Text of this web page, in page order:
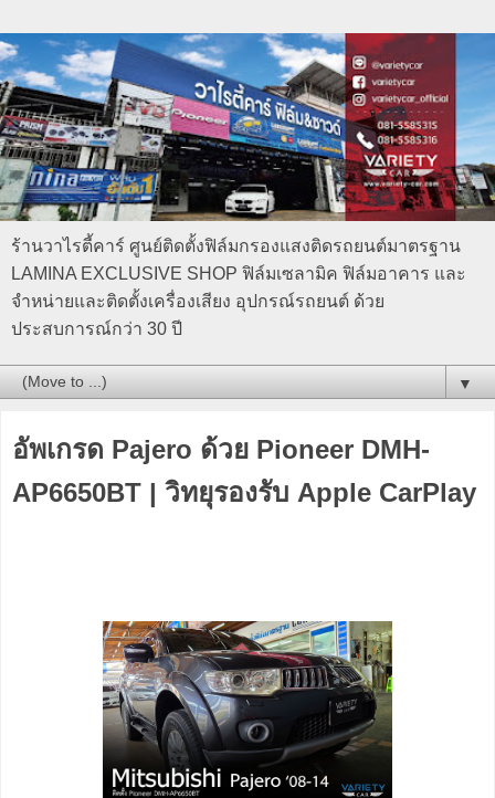
ร้านวาไรตี้คาร์ ศูนย์ติดตั้งฟิล์มกรองแสงติดรถยนต์มาตรฐาน
LAMINA EXCLUSIVE SHOP ฟิล์มเซลามิค ฟิล์มอาคาร และ
จำหน่ายและติดตั้งเครื่องเสียง อุปกรณ์รถยนต์ ด้วย
ประสบการณ์กว่า 30 ปี
▼
อัพเกรด Pajero ด้วย Pioneer DMH-
AP6650BT | วิทยุรองรับ Apple CarPlay